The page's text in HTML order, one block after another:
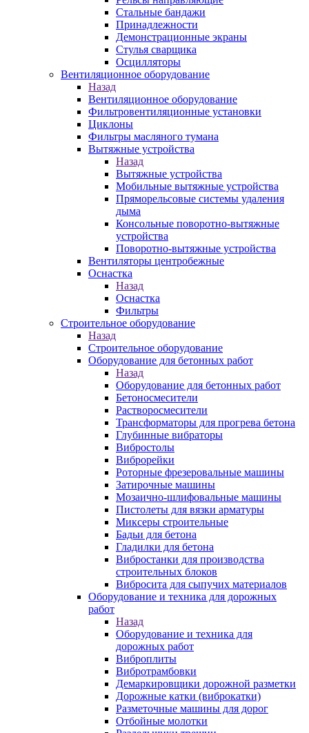
Стальные бандажи
Принадлежности
Демонстрационные экраны
Стулья сварщика
Осцилляторы
Вентиляционное оборудование
Назад
Вентиляционное оборудование
Фильтровентиляционные установки
Циклоны
Фильтры масляного тумана
Вытяжные устройства
Назад
Вытяжные устройства
Мобильные вытяжные устройства
Пряморельсовые системы удаления
дыма
Консольные поворотно-вытяжные
устройства
Поворотно-вытяжные устройства
Вентиляторы центробежные
Оснастка
Назад
Оснастка
Фильтры
Строительное оборудование
Назад
Строительное оборудование
Оборудование для бетонных работ
Назад
Оборудование для бетонных работ
Бетоносмесители
Растворосмесители
Трансформаторы для прогрева бетона
Глубинные вибраторы
Вибростолы
Виброрейки
Роторные фрезеровальные машины
Затирочные машины
Мозаично-шлифовальные машины
Пистолеты для вязки арматуры
Миксеры строительные
Бадьи для бетона
Гладилки для бетона
Вибростанки для производства
строительных блоков
Вибросита для сыпучих материалов
Оборудование и техника для дорожных
работ
Назад
Оборудование и техника для
дорожных работ
Виброплиты
Вибротрамбовки
Демаркировщики дорожной разметки
Дорожные катки (виброкатки)
Разметочные машины для дорог
Отбойные молотки